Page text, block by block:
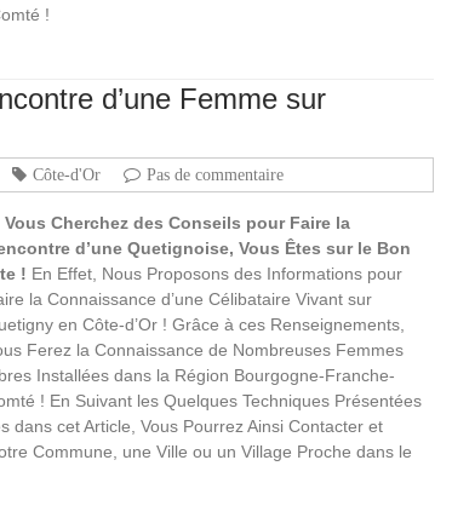
!
d’une Femme sur
Côte-d'Or Pas de commentaire
Vous Cherchez des Conseils pour Faire la
d’une Quetignoise, Vous Êtes sur le Bon
! En Effet, Nous Proposons des Informations pour
la Connaissance d’une Célibataire Vivant sur
en Côte-d’Or ! Grâce à ces Renseignements,
Ferez la Connaissance de Nombreuses Femmes
Installées dans la Région Bourgogne-Franche-
! En Suivant les Quelques Techniques Présentées
dans cet Article, Vous Pourrez Ainsi Contacter et
Commune, une Ville ou un Village Proche dans le